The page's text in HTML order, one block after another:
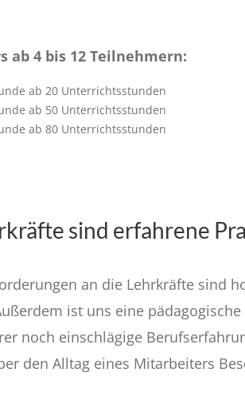
ab 4 bis 12 Teilnehmern:
ab 20 Unterrichtsstunden
ab 50 Unterrichtsstunden
ab 80 Unterrichtsstunden
sind erfahrene
an die Lehrkräfte sind
ist uns eine
noch einschlägige
den Alltag eines Mitarbeiters